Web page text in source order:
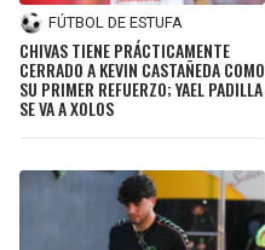
FÚTBOL DE ESTUFA
CHIVAS TIENE PRÁCTICAMENTE
CERRADO A KEVIN CASTAÑEDA COMO
SU PRIMER REFUERZO; YAEL PADILLA
SE VA A XOLOS